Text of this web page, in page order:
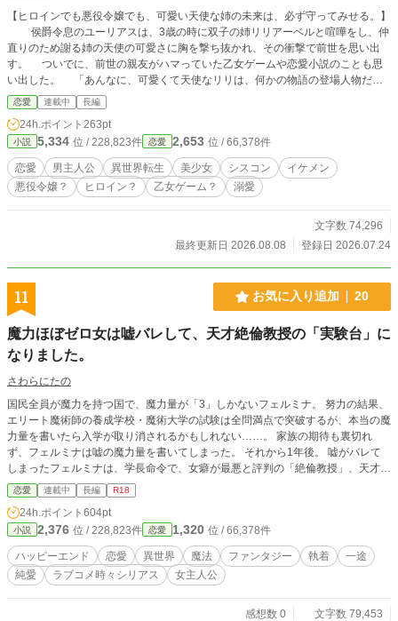
【ヒロインでも悪役令嬢でも、可愛い天使な姉の未来は、必ず守ってみせる。】
直りのため謝る姉の天使の可愛さに胸を撃ち抜かれ、その衝撃で前世を思い出
す。 ついでに、前世の親友がハマっていた乙女ゲームや恋愛小説のことも思
い出した。 「あんなに、可愛くて天使なリリは、何かの物語の登場人物だっ
たりするかも。」 実際に、小説を読んだりゲームをしたことがないため、こ
こが物語の世界なのか分からない。だが、もしもリリアーベルが悪役令嬢の場
合、断罪など最悪な未来が待っている可能性や、ヒロインの場合は、誰かと結ば
れる最悪の運命が待っている。 リリアーベルの幸せを願い、伝説上の生き物
や精霊を筆頭に、攻略対象者らしき人も続々と味方になっていく中、ヒロインら
しき人物も現れる。王家の秘密であるピンクの呪いなんて言葉も飛び出して、一
体ここは何の世界なんだ！ １６歳になる双子が、学園入学と共に物語の世
恋愛 連載中 長編
24h.ポイント 263pt
小説 5,334 位 / 228,823件 恋愛 2,653 位 / 66,378件
恋愛 男主人公 異世界転生 美少女 シスコン
イケメン
悪役令嬢？
ヒロイン？ 乙女ゲーム？ 溺愛
文字数 74,296
最終更新日 2026.08.08
登録日 2026.07.24
11 お気に入り追加 20
魔力ほぼゼロ女は嘘バレして、天才絶倫教授の「実験台」に
なりました。
さわらにたの
国民全員が魔力を持つ国で、魔力量が「3」しかないフェルミナ。 努力の結果、
エリート魔術師の養成学校・魔術大学の試験は全問満点で突破するが、本当の魔
力量を書いたら入学が取り消されるかもしれない……。 家族の期待も裏切れ
ず、フェルミナは嘘の魔力量を書いてしまった。 それから1年後。 嘘がバレて
しまったフェルミナは、学長命令で、女癖が最悪と評判の「絶倫教授」、天才美
形教授・アダンの元で「実験台」となることに……。 でも、なんだか様子がお
かしい？ そんな魔術大学が舞台の【頑張り屋の妄想癖ありヒロイン】×【天才
美形変わり者教授ヒーロー】のラブコメからの純愛溺愛ハピエンです。 ※完
結保証です。全15万字程度 ※別サイト（ムーンライトノベルズ）先行更新中/第
2部まで公開しています/基本的に1部程度先行していきます ※こちらはぼちぼち
更新していきます ※HOTランキング入りありがとうございます！（7/31～8/1）
恋愛 連載中 長編 R18
24h.ポイント 604pt
小説 2,376 位 / 228,823件 恋愛 1,320 位 / 66,378件
ハッピーエンド 恋愛 異世界 魔法 ファンタジー 執着
一途
純愛
ラブコメ時々シリアス 女主人公
感想数 0
文字数 79,453